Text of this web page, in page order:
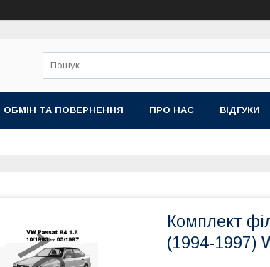
ОБМІН ТА ПОВЕРНЕННЯ ПРО НАС ВІДГУКИ
Комплект
(1994-1997)